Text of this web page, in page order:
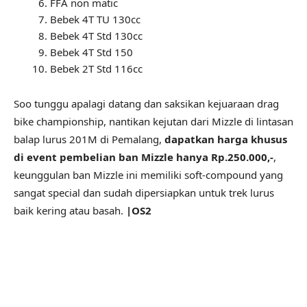
FFA non matic
Bebek 4T TU 130cc
Bebek 4T Std 130cc
Bebek 4T Std 150
Bebek 2T Std 116cc
Soo tunggu apalagi datang dan saksikan kejuaraan drag
bike championship, nantikan kejutan dari Mizzle di lintasan
balap lurus 201M di Pemalang, dapatkan harga khusus
di event pembelian ban Mizzle hanya Rp.250.000,-,
keunggulan ban Mizzle ini memiliki soft-compound yang
sangat special dan sudah dipersiapkan untuk trek lurus
baik kering atau basah. |OS2